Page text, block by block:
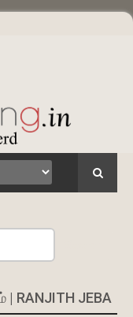
| RANJITH JEBA